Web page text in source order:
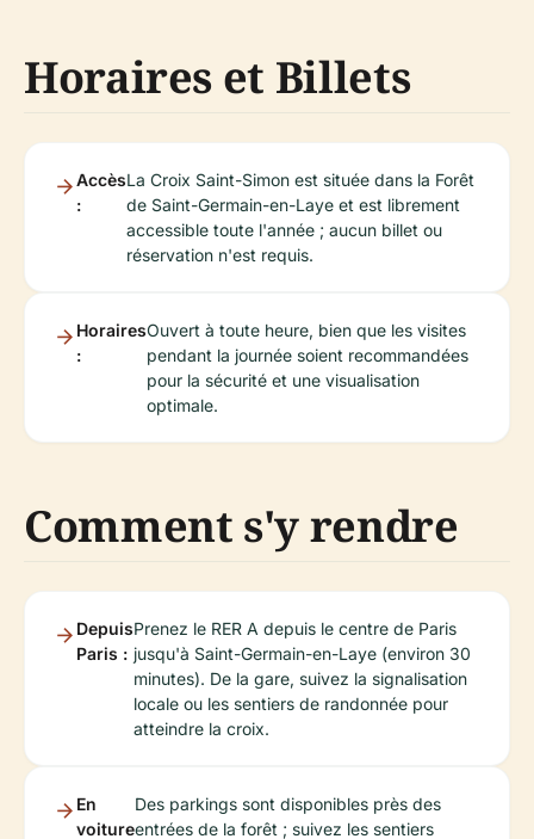
Horaires et Billets
Accès
:
La Croix Saint-Simon est située dans la Forêt
de Saint-Germain-en-Laye et est librement
accessible toute l'année ; aucun billet ou
réservation n'est requis.
Horaires
:
Ouvert à toute heure, bien que les visites
pendant la journée soient recommandées
pour la sécurité et une visualisation
optimale.
Comment s'y rendre
Depuis
Paris :
Prenez le RER A depuis le centre de Paris
jusqu'à Saint-Germain-en-Laye (environ 30
minutes). De la gare, suivez la signalisation
locale ou les sentiers de randonnée pour
atteindre la croix.
En
voiture
Des parkings sont disponibles près des
entrées de la forêt ; suivez les sentiers